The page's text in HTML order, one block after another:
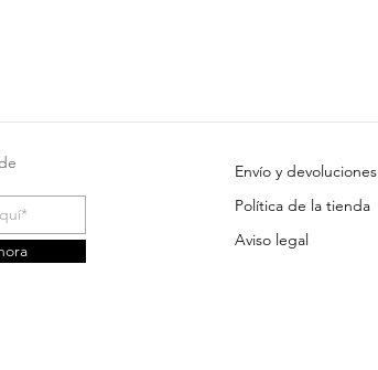
Envío y devoluciones
Política de la tienda
Aviso legal